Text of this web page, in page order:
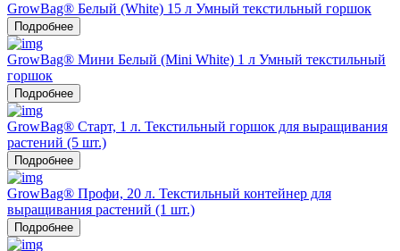
GrowBag® Белый (White) 15 л Умный текстильный горшок
Подробнее
GrowBag® Мини Белый (Mini White) 1 л Умный текстильный
горшок
Подробнее
GrowBag® Старт, 1 л. Текстильный горшок для выращивания
растений (5 шт.)
Подробнее
GrowBag® Профи, 20 л. Текстильный контейнер для
выращивания растений (1 шт.)
Подробнее